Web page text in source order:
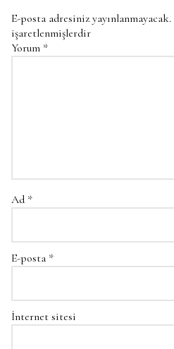
E-posta adresiniz yayınlanmayacak.
işaretlenmişlerdir
Yorum *
Ad *
E-posta *
İnternet sitesi